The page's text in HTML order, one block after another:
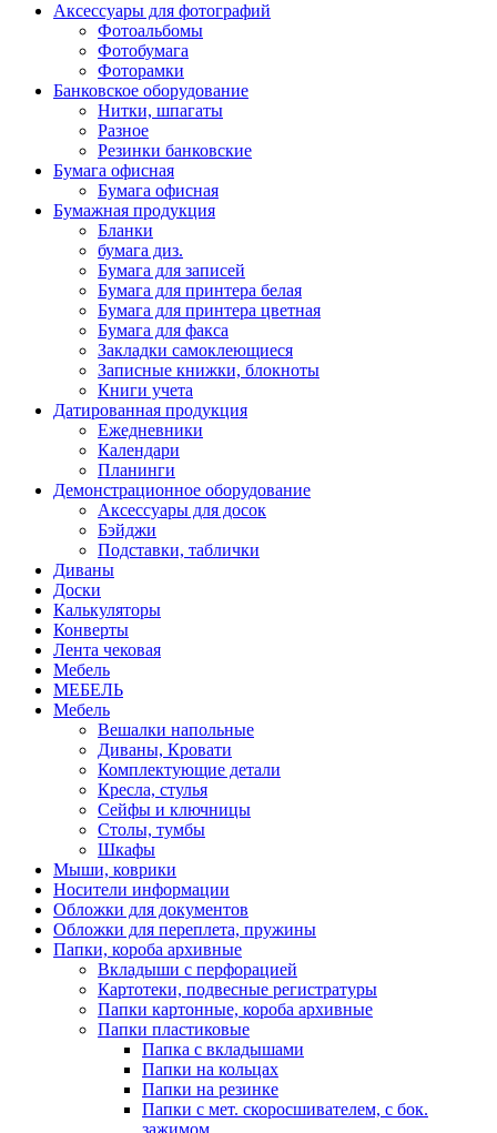
Аксессуары для фотографий
Фотоальбомы
Фотобумага
Фоторамки
Банковское оборудование
Нитки, шпагаты
Разное
Резинки банковские
Бумага офисная
Бумага офисная
Бумажная продукция
Бланки
бумага диз.
Бумага для записей
Бумага для принтера белая
Бумага для принтера цветная
Бумага для факса
Закладки самоклеющиеся
Записные книжки, блокноты
Книги учета
Датированная продукция
Ежедневники
Календари
Планинги
Демонстрационное оборудование
Аксессуары для досок
Бэйджи
Подставки, таблички
Диваны
Доски
Калькуляторы
Конверты
Лента чековая
Мебель
МЕБЕЛЬ
Мебель
Вешалки напольные
Диваны, Кровати
Комплектующие детали
Кресла, стулья
Сейфы и ключницы
Столы, тумбы
Шкафы
Мыши, коврики
Носители информации
Обложки для документов
Обложки для переплета, пружины
Папки, короба архивные
Вкладыши с перфорацией
Картотеки, подвесные регистратуры
Папки картонные, короба архивные
Папки пластиковые
Папка с вкладышами
Папки на кольцах
Папки на резинке
Папки с мет. скоросшивателем, с бок.